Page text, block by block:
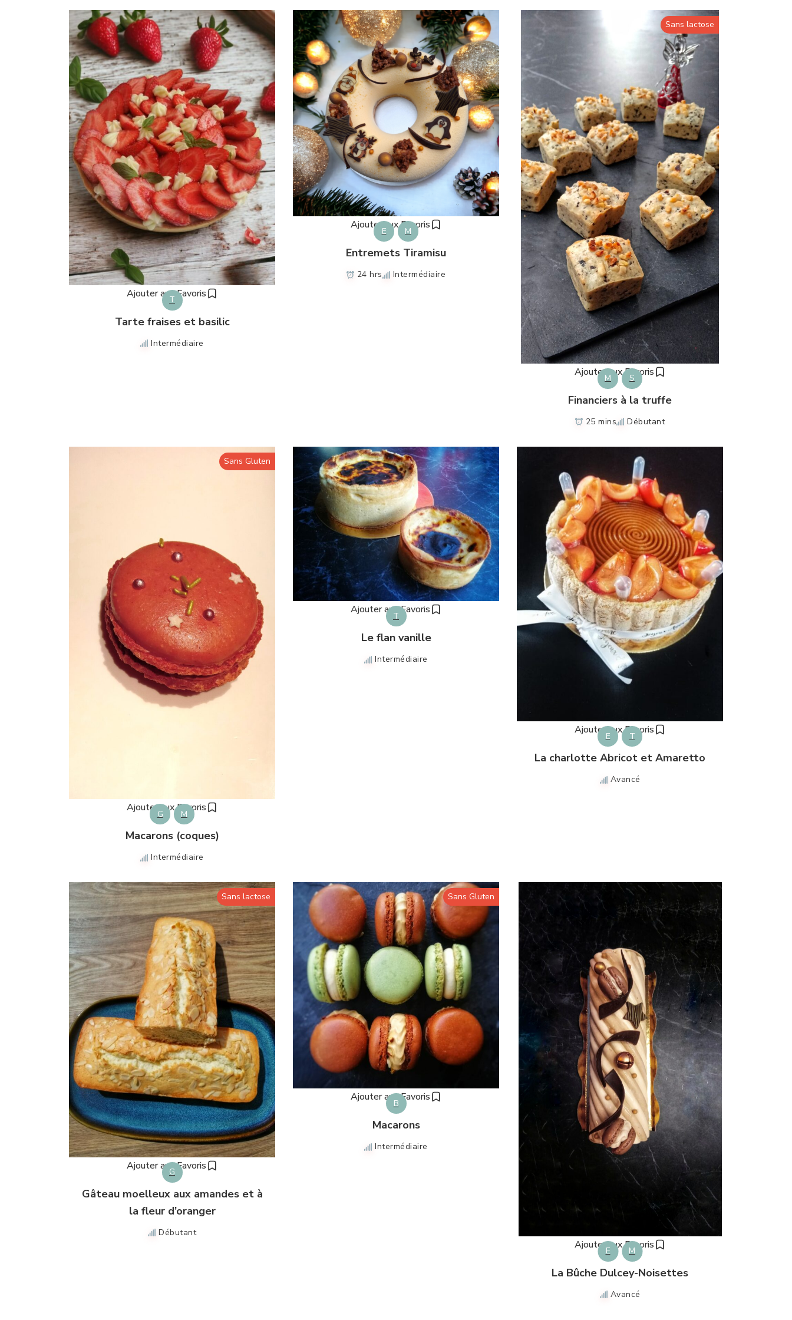
Ajouter aux Favoris
T
Tarte fraises et basilic
Intermédiaire
Ajouter aux Favoris
E M
Entremets Tiramisu
24 hrs Intermédiaire
Ajouter aux Favoris
Sans lactose
M S
Financiers à la truffe
25 mins Débutant
Ajouter aux Favoris
Sans Gluten
G M
Macarons (coques)
Intermédiaire
Ajouter aux Favoris
T
Le flan vanille
Intermédiaire
Ajouter aux Favoris
E T
La charlotte Abricot et Amaretto
Avancé
Ajouter aux Favoris
Sans lactose
G
Gâteau moelleux aux amandes et à
la fleur d’oranger
Débutant
Ajouter aux Favoris
Sans Gluten
B
Macarons
Intermédiaire
Ajouter aux Favoris
E M
La Bûche Dulcey-Noisettes
Avancé